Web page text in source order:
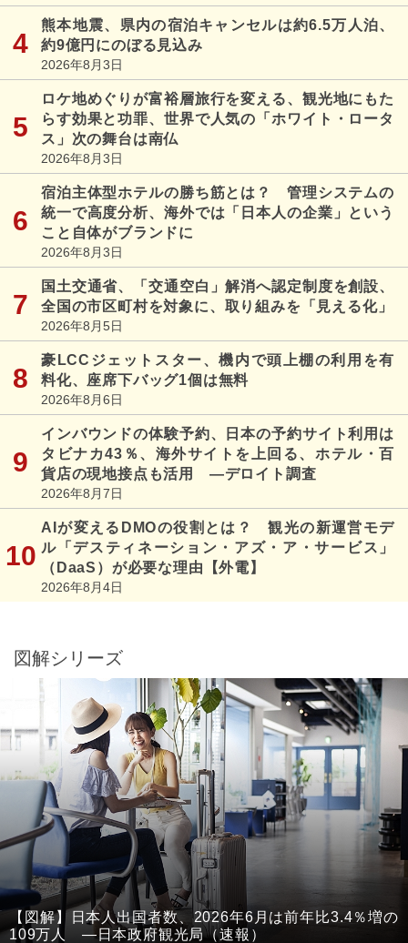
熊本地震、県内の宿泊キャンセルは約6.5万人泊、
約9億円にのぼる見込み
2026年8月3日
ロケ地めぐりが富裕層旅行を変える、観光地にもた
らす効果と功罪、世界で人気の「ホワイト・ロータ
ス」次の舞台は南仏
2026年8月3日
宿泊主体型ホテルの勝ち筋とは？ 管理システムの
統一で高度分析、海外では「日本人の企業」という
こと自体がブランドに
2026年8月3日
国土交通省、「交通空白」解消へ認定制度を創設、
全国の市区町村を対象に、取り組みを「見える化」
2026年8月5日
豪LCCジェットスター、機内で頭上棚の利用を有
料化、座席下バッグ1個は無料
2026年8月6日
インバウンドの体験予約、日本の予約サイト利用は
タビナカ43％、海外サイトを上回る、ホテル・百
貨店の現地接点も活用 ―デロイト調査
2026年8月7日
AIが変えるDMOの役割とは？ 観光の新運営モデ
ル「デスティネーション・アズ・ア・サービス」
（DaaS）が必要な理由【外電】
2026年8月4日
図解シリーズ
【図解】日本人出国者数、2026年6月は前年比3.4％増の
109万人 ―日本政府観光局（速報）